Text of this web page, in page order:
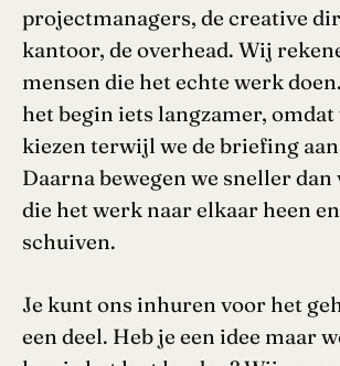
projectmanagers, de creative
kantoor, de overhead. Wij
mensen die het echte werk
het begin iets langzamer, omdat
kiezen terwijl we de briefing
Daarna bewegen we sneller dan
die het werk naar elkaar heen
schuiven.
Je kunt ons inhuren voor het
een deel. Heb je een idee maar